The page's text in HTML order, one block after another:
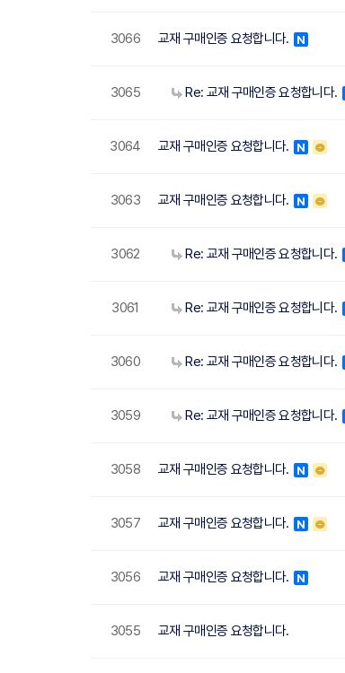
3066 교재 구매인증 요청합니다. N
3065 Re: 교재 구매인증 요청합니다.
3064 교재 구매인증 요청합니다. N
3063 교재 구매인증 요청합니다. N
3062 Re: 교재 구매인증 요청합니다.
3061 Re: 교재 구매인증 요청합니다.
3060 Re: 교재 구매인증 요청합니다.
3059 Re: 교재 구매인증 요청합니다.
3058 교재 구매인증 요청합니다. N
3057 교재 구매인증 요청합니다. N
3056 교재 구매인증 요청합니다. N
3055 교재 구매인증 요청합니다.